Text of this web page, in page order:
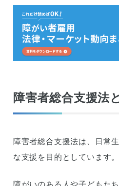
障がい者等の地域生
充実
障がい者の多様な就
る支援及び障がい者
精神障がい者の希望
た支援体制の整備
等に対する適切な医
養生活支援の強化
小児慢性特定疾病に
障害者総合支援法
障害者総合支援法は、日常
な支援を目的としています。